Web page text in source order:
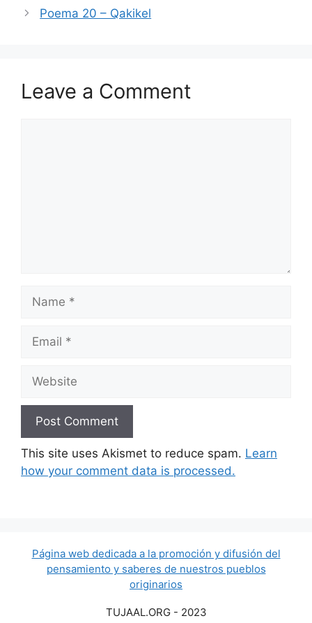
Poema 20 – Qakikel
Leave a Comment
This site uses Akismet to reduce spam. Learn
how your comment data is processed.
Página web dedicada a la promoción y difusión del
pensamiento y saberes de nuestros pueblos
originarios
TUJAAL.ORG - 2023